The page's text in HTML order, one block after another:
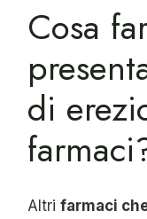
Cosa
di
Altrifarmaci